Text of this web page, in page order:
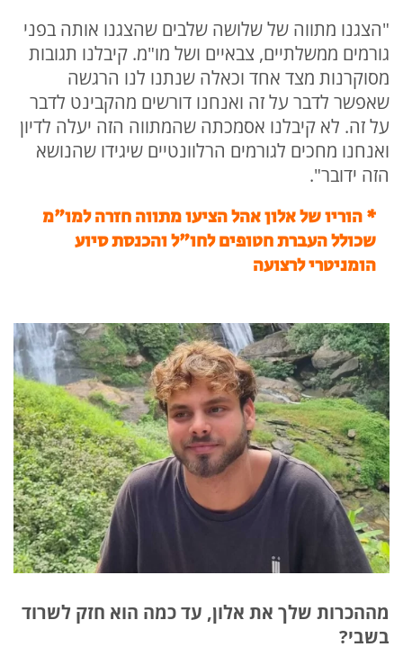
"הצגנו מתווה של שלושה שלבים שהצגנו אותה בפני
גורמים ממשלתיים, צבאיים ושל מו"מ. קיבלנו תגובות
מסוקרנות מצד אחד וכאלה שנתנו לנו הרגשה
שאפשר לדבר על זה ואנחנו דורשים מהקבינט לדבר
על זה. לא קיבלנו אסמכתה שהמתווה הזה יעלה לדיון
ואנחנו מחכים לגורמים הרלוונטיים שיגידו שהנושא
הזה ידובר".
* הוריו של אלון אהל הציעו מתווה חזרה למו"מ
שכולל העברת חטופים לחו"ל והכנסת סיוע
הומניטרי לרצועה
מההכרות שלך את אלון, עד כמה הוא חזק לשרוד
בשבי?